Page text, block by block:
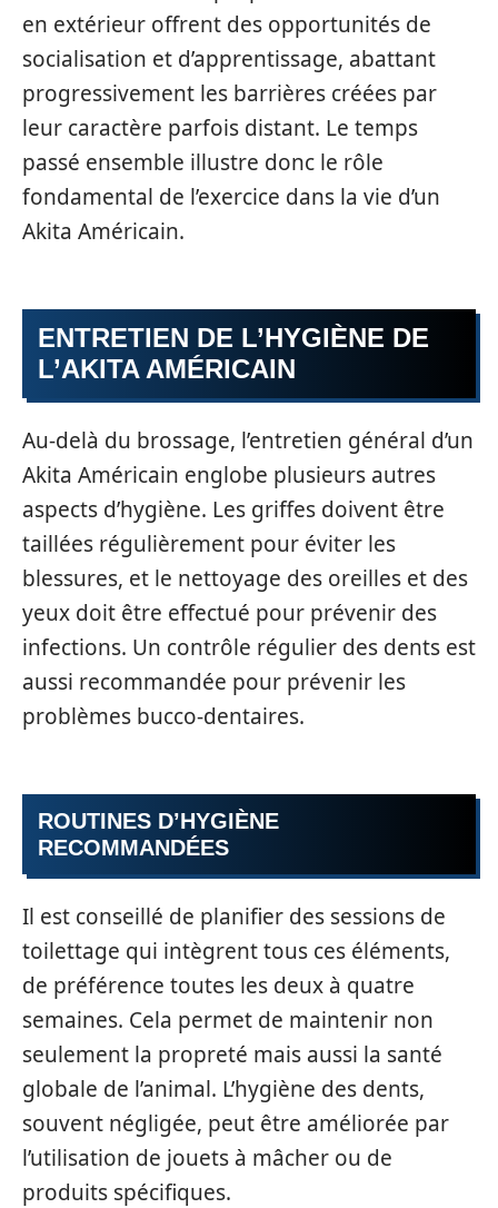
en extérieur offrent des opportunités de
socialisation et d’apprentissage, abattant
progressivement les barrières créées par
leur caractère parfois distant. Le temps
passé ensemble illustre donc le rôle
fondamental de l’exercice dans la vie d’un
Akita Américain.
ENTRETIEN DE L’HYGIÈNE DE
L’AKITA AMÉRICAIN
Au-delà du brossage, l’entretien général d’un
Akita Américain englobe plusieurs autres
aspects d’hygiène. Les griffes doivent être
taillées régulièrement pour éviter les
blessures, et le nettoyage des oreilles et des
yeux doit être effectué pour prévenir des
infections. Un contrôle régulier des dents est
aussi recommandée pour prévenir les
problèmes bucco-dentaires.
ROUTINES D’HYGIÈNE
RECOMMANDÉES
Il est conseillé de planifier des sessions de
toilettage qui intègrent tous ces éléments,
de préférence toutes les deux à quatre
semaines. Cela permet de maintenir non
seulement la propreté mais aussi la santé
globale de l’animal. L’hygiène des dents,
souvent négligée, peut être améliorée par
l’utilisation de jouets à mâcher ou de
produits spécifiques.